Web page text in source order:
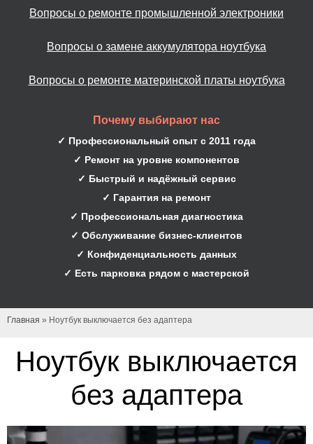
Вопросы о ремонте промышленной электроники
Вопросы о замене аккумулятора ноутбука
Вопросы о ремонте материнской платы ноутбука
Почему выбирают нас
✓ Профессиональный опыт с 2011 года
✓ Ремонт на уровне компонентов
✓ Быстрый и надёжный сервис
✓ Гарантия на ремонт
✓ Профессиональная диагностика
✓ Обслуживание бизнес-клиентов
✓ Конфиденциальность данных
✓ Есть парковка рядом с мастерской
Главная » Ноутбук выключается без адаптера
Ноутбук выключается
без адаптера